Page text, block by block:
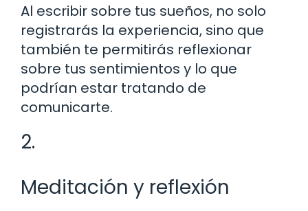
Al escribir sobre tus sueños, no solo
registrarás la experiencia, sino que
también te permitirás reflexionar
sobre tus sentimientos y lo que
podrían estar tratando de
comunicarte.
2.
Meditación y reflexión